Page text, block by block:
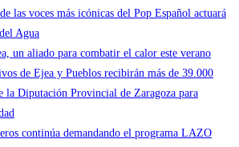
las voces más icónicas del Pop Español actuará
Agua
un aliado para combatir el calor este verano
de Ejea y Pueblos recibirán más de 39.000
la Diputación Provincial de Zaragoza para
continúa demandando el programa LAZO